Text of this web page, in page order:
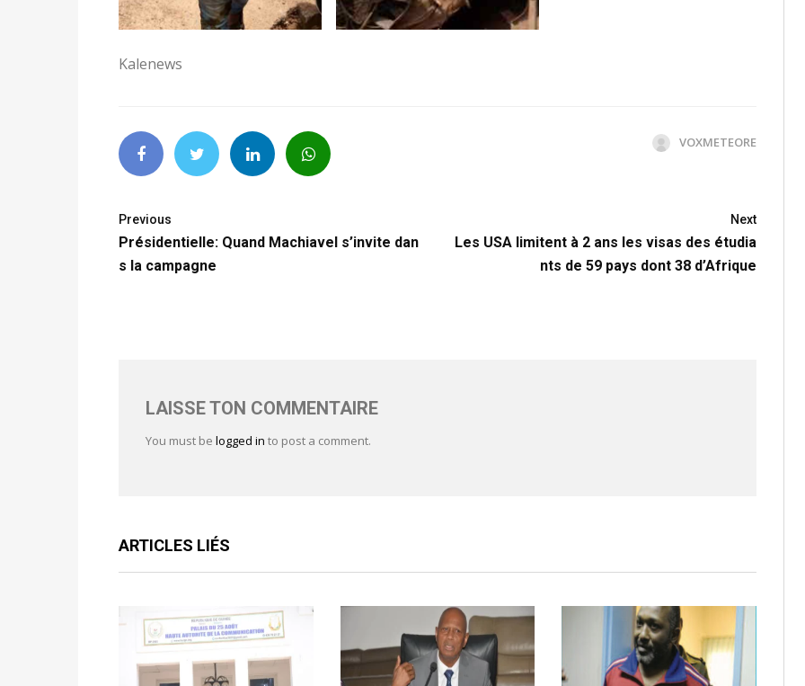
Kalenews
VOXMETEORE
Previous
Présidentielle: Quand Machiavel s’invite dan
s la campagne
Next
Les USA limitent à 2 ans les visas des étudia
nts de 59 pays dont 38 d’Afrique
LAISSE TON COMMENTAIRE
You must be logged in to post a comment.
ARTICLES LIÉS